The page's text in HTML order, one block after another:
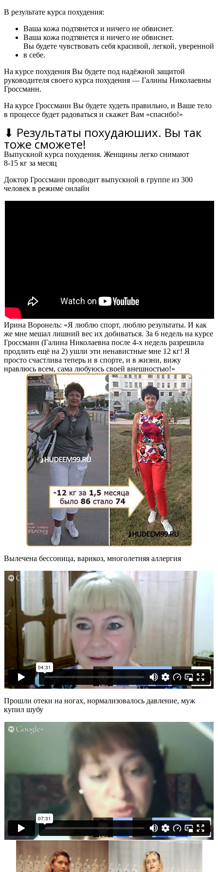
В результате курса похудения:
Ваша кожа подтянется и ничего не обвиснет.
Ваша кожа подтянется и ничего не обвиснет.
Вы будете чувствовать себя красивой, легкой, уверенной
в себе.
На курсе похудения Вы будете под надёжной защитой
руководителя своего курса похудения — Галины Николаевны
Гроссманн.
На курсе Гроссманн Вы будете худеть правильно, и Ваше тело
в процессе будет радоваться и скажет Вам «спасибо!»
⬇ Результаты похудаюших. Вы так
тоже сможете!
Выпускной курса похудения. Женщины легко снимают
8-15 кг за месяц
Доктор Гроссманн проводит выпускной в группе из 300
человек в режиме онлайн
Ирина Воронель: «Я люблю спорт, люблю результаты. И как
же мне мешал лишний вес их добиваться. За 6 недель на курсе
Гроссманн (Галина Николаевна после 4-х недель разрешила
продлить ещё на 2) ушли эти ненавистные мне 12 кг! Я
просто счастлива теперь и в спорте, и в жизни, вижу
нравлюсь всем, сама любуюсь своей внешностью!»
Вылечена бессоница, варикоз, многолетняя аллергия
Прошли отеки на ногах, нормализовалось давление, муж
купил шубу